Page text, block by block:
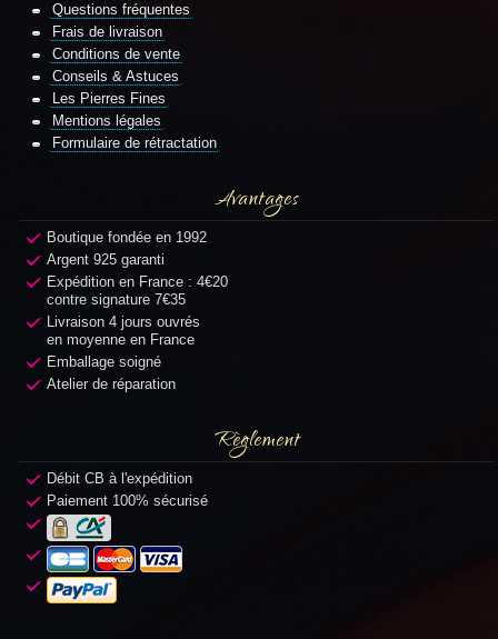
Questions fréquentes
Frais de livraison
Conditions de vente
Conseils & Astuces
Les Pierres Fines
Mentions légales
Formulaire de rétractation
Avantages
Boutique fondée en 1992
Argent 925 garanti
Expédition en France : 4€20
contre signature 7€35
Livraison 4 jours ouvrés
en moyenne en France
Emballage soigné
Atelier de réparation
Règlement
Débit CB à l'expédition
Paiement 100% sécurisé